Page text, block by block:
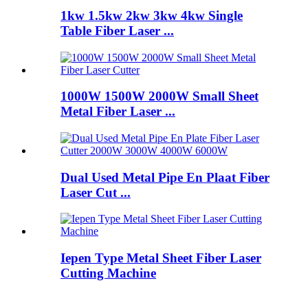
1kw 1.5kw 2kw 3kw 4kw Single
Table Fiber Laser ...
1000W 1500W 2000W Small Sheet
Metal Fiber Laser ...
Dual Used Metal Pipe En Plaat Fiber
Laser Cut ...
Iepen Type Metal Sheet Fiber Laser
Cutting Machine